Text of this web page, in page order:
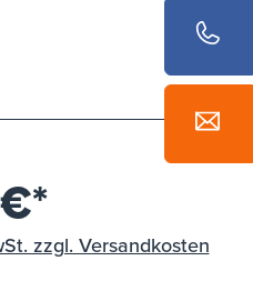
zzgl. Versandkosten